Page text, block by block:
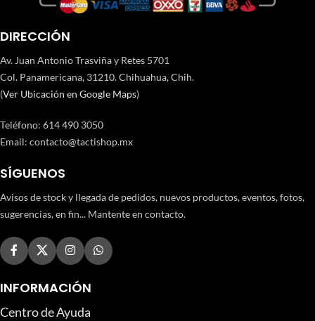
DIRECCIÓN
Av. Juan Antonio Trasviña y Retes 5701
Col. Panamericana, 31210. Chihuahua, Chih.
(Ver Ubicación en Google Maps)
Teléfono: 614 490 3050
Email: contacto@tactishop.mx
SÍGUENOS
Avisos de stock y llegada de pedidos, nuevos productos, eventos, fotos,
sugerencias, en fin... Mantente en contacto.
INFORMACIÓN
Centro de Ayuda